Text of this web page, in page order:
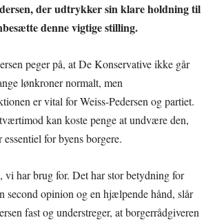
der udtrykker sin klare holdning til
denne vigtige stilling.
peger på, at De Konservative ikke går
lønkroner normalt, men
er vital for Weiss-Pedersen og partiet.
kan koste penge at undvære den,
for byens borgere.
vi har brug for. Det har stor betydning for
second opinion og en hjælpende hånd, slår
fast og understreger, at borgerrådgiveren